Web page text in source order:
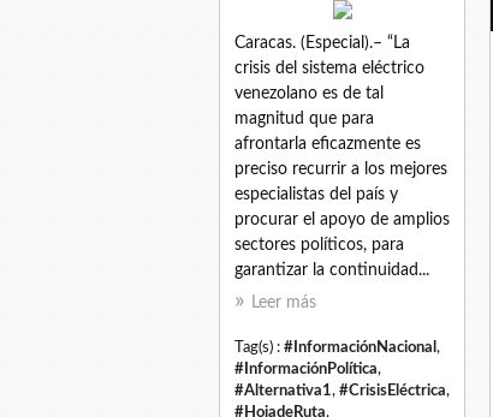
Caracas. (Especial).– “La
crisis del sistema eléctrico
venezolano es de tal
magnitud que para
afrontarla eficazmente es
preciso recurrir a los mejores
especialistas del país y
procurar el apoyo de amplios
sectores políticos, para
garantizar la continuidad...
Leer más
Tag(s) : #InformaciónNacional ,
#InformaciónPolítica,
#Alternativa1, #CrisisEléctrica,
#HojadeRuta,